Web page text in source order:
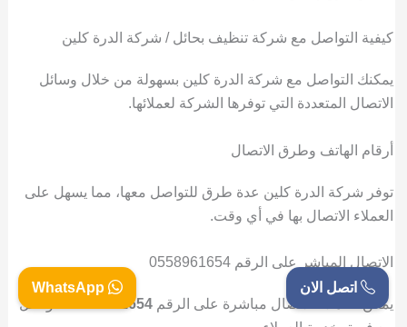
كيفية التواصل مع شركة تنظيف بحائل / شركة الدرة كلين
يمكنك التواصل مع شركة الدرة كلين بسهولة من خلال وسائل
الاتصال المتعددة التي توفرها الشركة لعملائها.
أرقام الهاتف وطرق الاتصال
توفر شركة الدرة كلين عدة طرق للتواصل معها، مما يسهل على
العملاء الاتصال بها في أي وقت.
الاتصال المباشر على الرقم 0558961654
يمكن للعملاء الاتصال مباشرة على الرقم 0558961654
للتواصل
اتصل الان